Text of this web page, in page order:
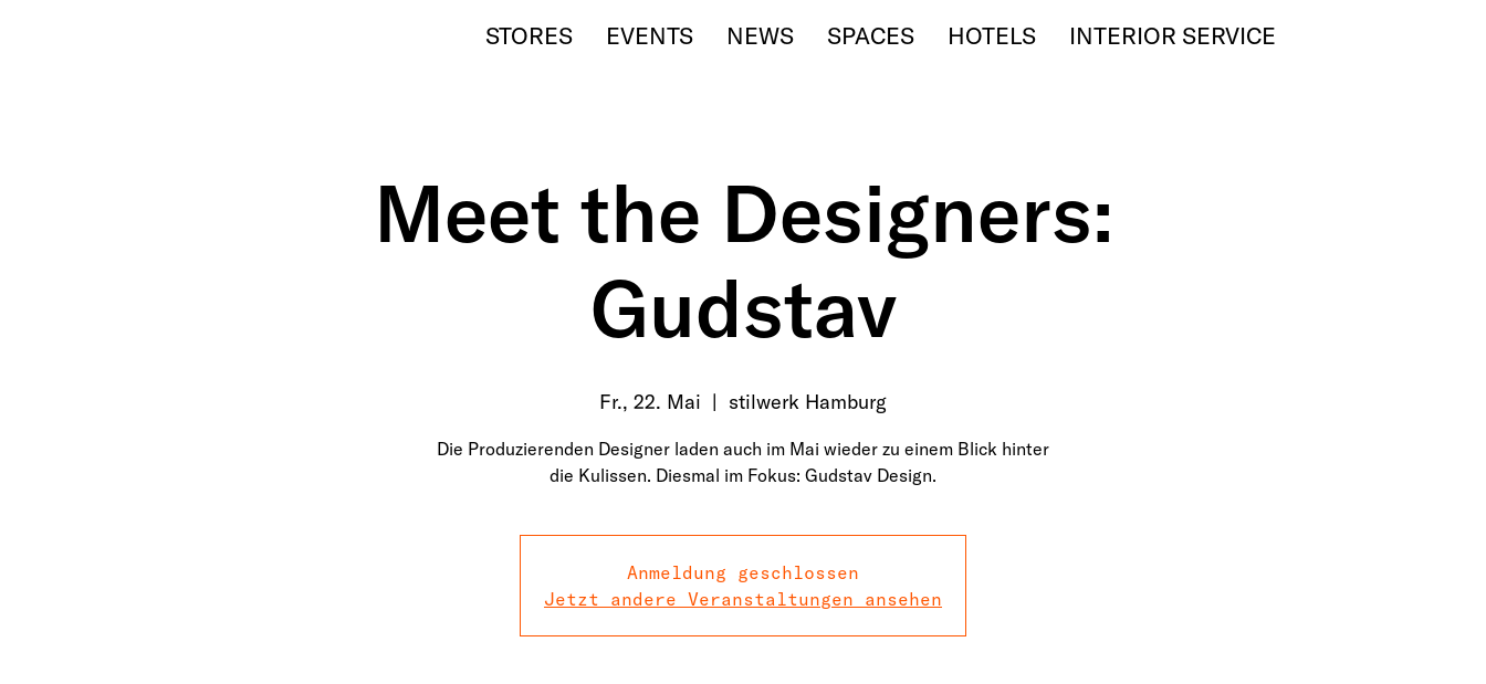
STORES EVENTS NEWS SPACES HOTELS INTERIOR SERVICE
Meet the Designers:
Gudstav
Fr., 22. Mai
  |
stilwerk Hamburg
Die Produzierenden Designer laden auch im Mai wieder zu einem Blick hinter
die Kulissen. Diesmal im Fokus: Gudstav Design.
Anmeldung geschlossen
Jetzt andere Veranstaltungen ansehen